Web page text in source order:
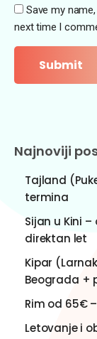
Save my
next time I
Najnoviji
Tajland
termina
Sijan u Kini
direktan let
Kipar
Beograda +
Rim od 65€
Letovanje i